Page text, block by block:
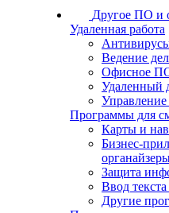
Другое ПО и
Удаленная работа
Ведение дел
Офисное
Удаленный
Программы для
Карты и
Бизнес-
Защита
Ввод текста
Другие